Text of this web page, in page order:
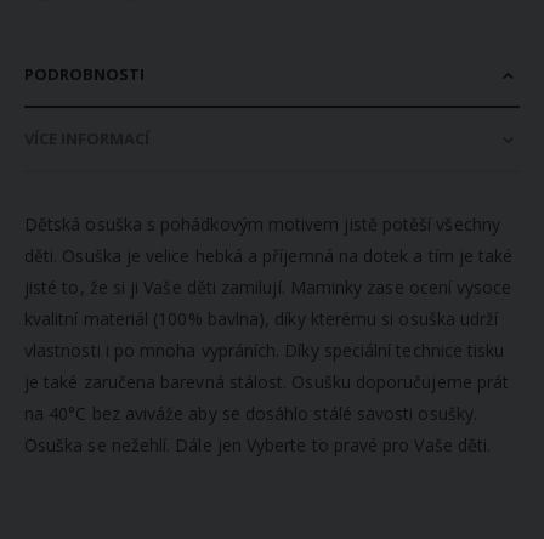
PODROBNOSTI
Dětská osuška s pohádkovým motivem jistě potěší všechny
děti. Osuška je velice hebká a příjemná na dotek a tím je také
jisté to, že si ji Vaše děti zamilují. Maminky zase ocení vysoce
kvalitní materiál (100% bavlna), díky kterému si osuška udrží
vlastnosti i po mnoha vypráních. Díky speciální technice tisku
je také zaručena barevná stálost. Osušku doporučujeme prát
na 40°C bez aviváže aby se dosáhlo stálé savosti osušky.
Osuška se nežehlí. Dále jen Vyberte to pravé pro Vaše děti.